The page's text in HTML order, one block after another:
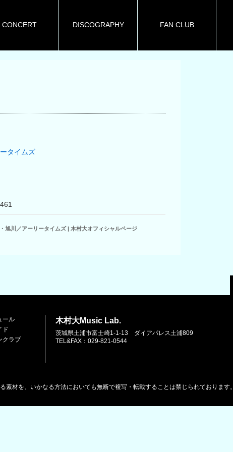
CONCERT DISCOGRAPHY FAN CLUB
タイムズ
旭川／アーリータイムズ | 木村大オフィシャルページ
ール
ド
クラブ
木村大Music Lab.
茨城県土浦市富士崎1-1-13 ダイアパレス土浦809
TEL&FAX：029-821-0544
材を、いかなる方法においても無断で複写・転載することは禁じられております。